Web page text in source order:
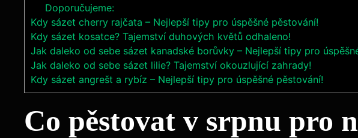
Doporučujeme:
Kdy sázet cherry rajčata – Nejlepší tipy pro úspěšné pěstování!
Kdy sázet kosatce? Tajemství duhových květů odhaleno!
Jak daleko od sebe sázet kanadské borůvky – Nejlepší tipy pro
Jak daleko od sebe sázet lilie? Tajemství okouzlující zahrady!
Kdy sázet angrešt a rybíz – Nejlepší tipy pro úspěšné pěstování!
Co pěstovat v‌ srpnu pro